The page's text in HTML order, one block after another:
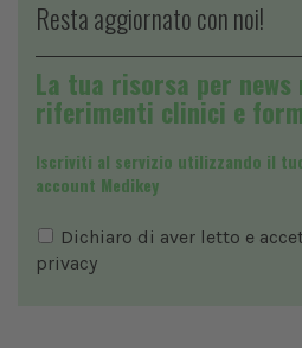
Resta aggiornato con noi!
La tua risorsa per news
riferimenti clinici e
Iscriviti al servizio utilizzando il
account Medikey
Dichiaro di aver letto e
privacy